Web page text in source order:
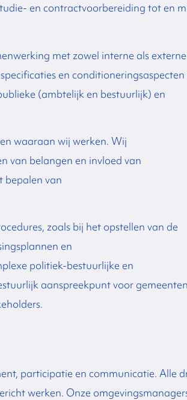
en contractvoorbereiding tot en
met zowel interne als externe
en conditioneringsaspecten
(ambtelijk en bestuurlijk) en
waaraan wij werken. Wij
van belangen en invloed van
bepalen van
zoals bij het opstellen van de
en
politiek-bestuurlijke en
aanspreekpunt voor
participatie en communicatie. Alle
werken. Onze